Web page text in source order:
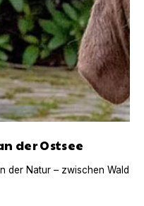
der Ostsee
der Natur – zwischen Wald,